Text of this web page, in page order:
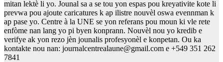
mitan lektè li yo. Jounal sa a se tou yon espas pou kreyativite kote li
prevwa pou ajoute caricatures k ap ilistre nouvèl oswa evennman k
ap pase yo. Centre à la UNE se yon referans pou moun ki vle rete
enfòme nan lang yo pi byen konprann. Nouvèl nou yo kredib e
verifye ak yon rezo jèn jounalis profesyonèl e konpetan. Ou ka
kontakte nou nan: journalcentrealaune@gmail.com e +549 351 262
7841